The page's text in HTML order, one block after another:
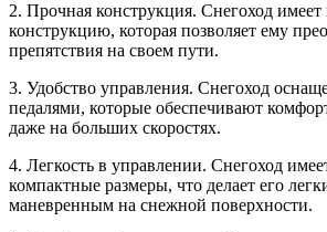
2. Прочная конструкция. Снегоход
конструкцию, которая позволяет ему
препятствия на своем пути.
3. Удобство управления. Снегоход
педалями, которые обеспечивают
даже на больших скоростях.
4. Легкость в управлении. Снегоход
компактные размеры, что делает его
маневренным на снежной поверхности.